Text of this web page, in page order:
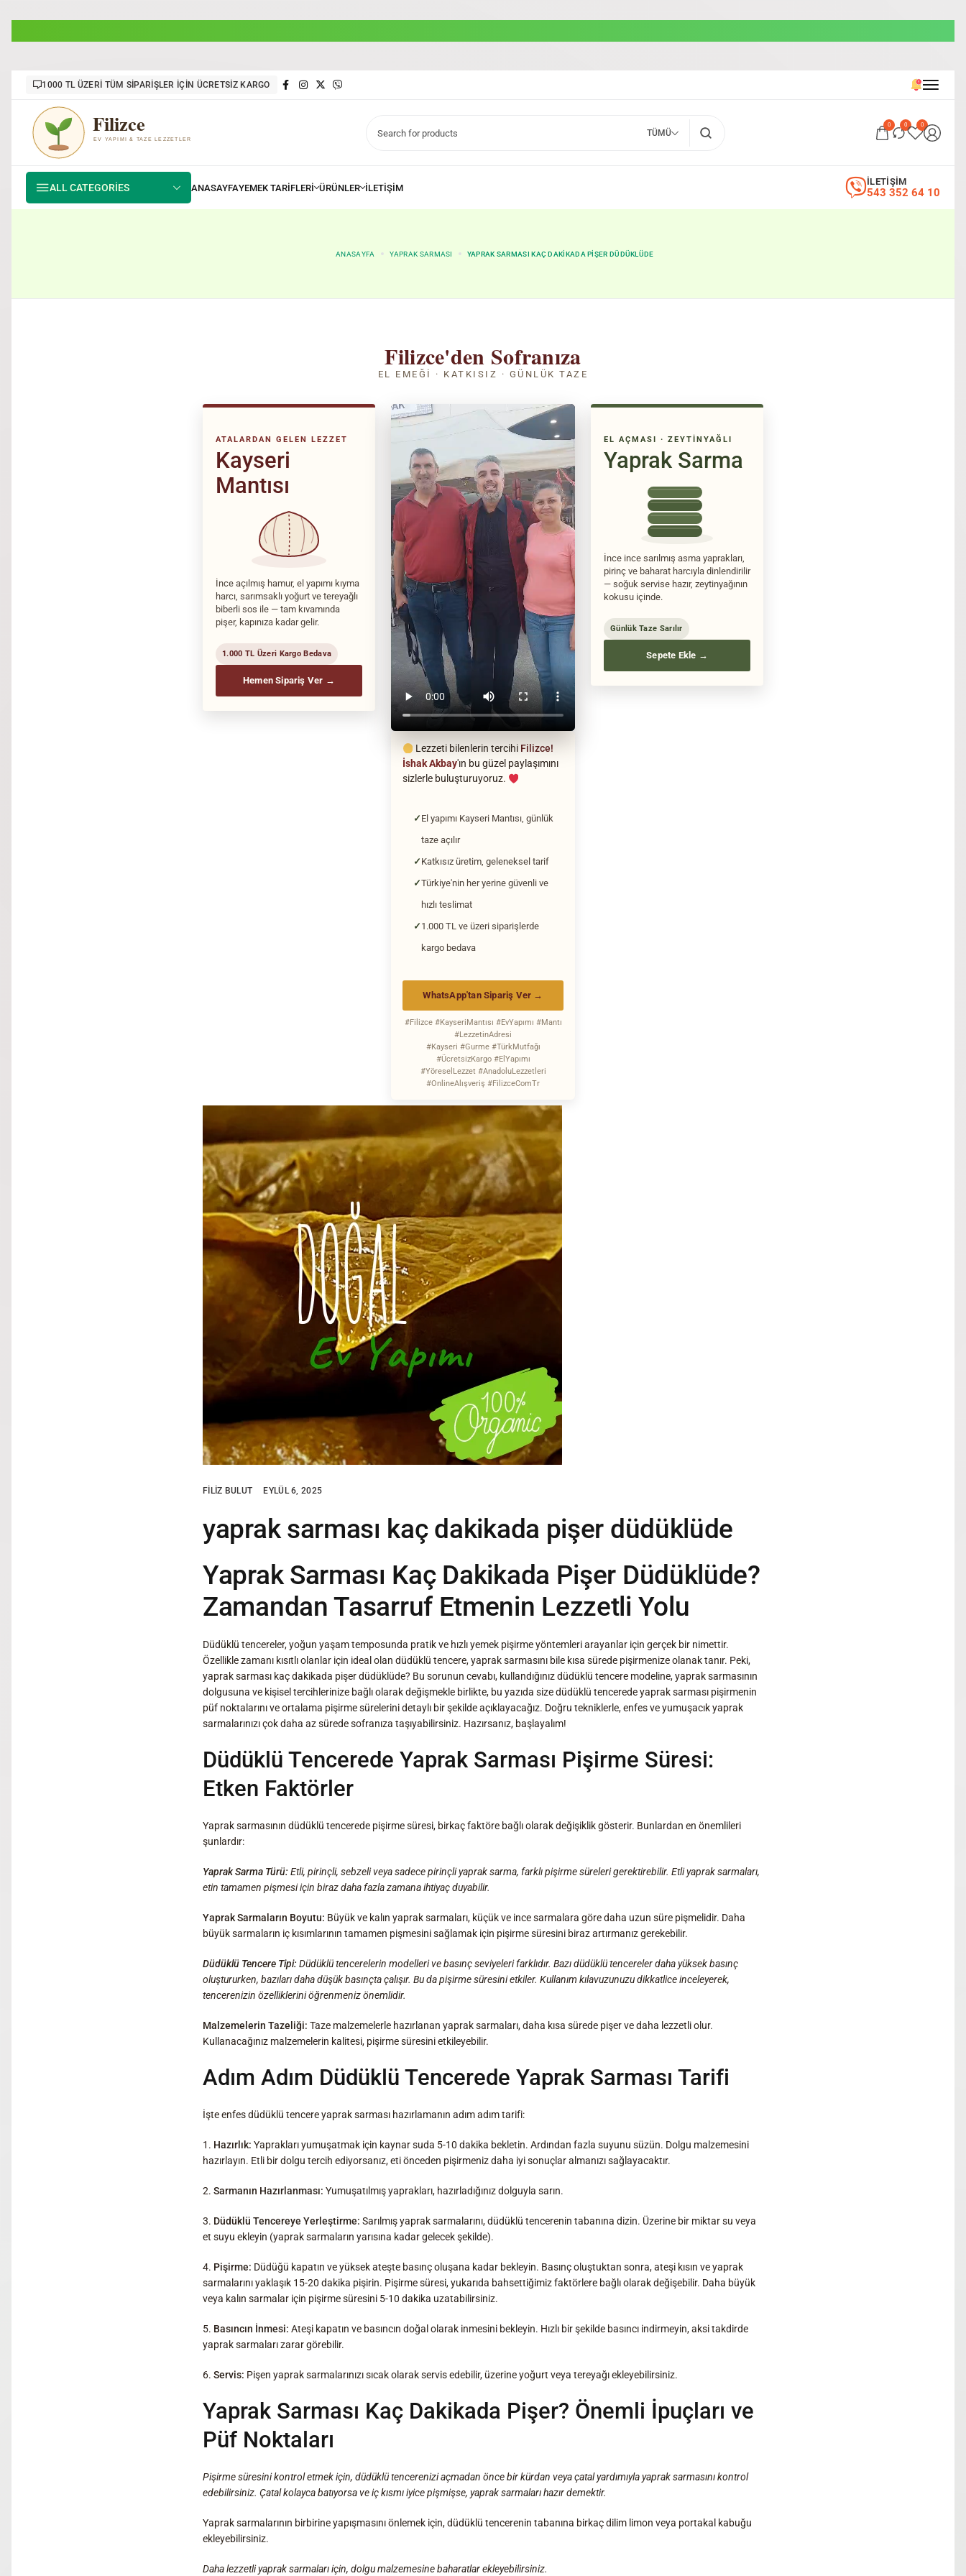
1000 TL ÜZERİ TÜM SİPARİŞLER İÇİN ÜCRETSİZ KARGO
TÜMÜ
0 0 0
ALL CATEGORIES 543 352 64 10
İLETİŞİM
ANASAYFA YAPRAK SARMASI YAPRAK SARMASI KAÇ DAKIKADA PIŞER DÜDÜKLÜDE
Filizce'den Sofranıza
EL EMEĞI · KATKISIZ · GÜNLÜK TAZE
ATALARDAN GELEN LEZZET
Kayseri
Mantısı
İnce açılmış hamur, el yapımı kıyma
harcı, sarımsaklı yoğurt ve tereyağlı
biberli sos ile — tam kıvamında
pişer, kapınıza kadar gelir.
1.000 TL Üzeri Kargo Bedava
Hemen Sipariş Ver →
Lezzeti bilenlerin tercihi Filizce!
İshak Akbay'ın bu güzel paylaşımını
sizlerle buluşturuyoruz.
El yapımı Kayseri Mantısı, günlük
taze açılır
Katkısız üretim, geleneksel tarif
Türkiye'nin her yerine güvenli ve
hızlı teslimat
1.000 TL ve üzeri siparişlerde
kargo bedava
WhatsApp'tan Sipariş Ver →
#Filizce #KayseriMantısı #EvYapımı #Mantı
#LezzetinAdresi
#Kayseri #Gurme #TürkMutfağı
#ÜcretsizKargo #ElYapımı
#YöreselLezzet #AnadoluLezzetleri
#OnlineAlışveriş #FilizceComTr
EL AÇMASI · ZEYTINYAĞLI
Yaprak Sarma
İnce ince sarılmış asma yaprakları,
pirinç ve baharat harcıyla dinlendirilir
— soğuk servise hazır, zeytinyağının
kokusu içinde.
Günlük Taze Sarılır
Sepete Ekle →
FILIZ BULUT EYLÜL 6, 2025
yaprak sarması kaç dakikada pişer düdüklüde
Yaprak Sarması Kaç Dakikada Pişer Düdüklüde?
Zamandan Tasarruf Etmenin Lezzetli Yolu
Düdüklü tencereler, yoğun yaşam temposunda pratik ve hızlı yemek pişirme yöntemleri arayanlar için gerçek bir nimettir.
Özellikle zamanı kısıtlı olanlar için ideal olan düdüklü tencere, yaprak sarmasını bile kısa sürede pişirmenize olanak tanır. Peki,
yaprak sarması kaç dakikada pişer düdüklüde? Bu sorunun cevabı, kullandığınız düdüklü tencere modeline, yaprak sarmasının
dolgusuna ve kişisel tercihlerinize bağlı olarak değişmekle birlikte, bu yazıda size düdüklü tencerede yaprak sarması pişirmenin
püf noktalarını ve ortalama pişirme sürelerini detaylı bir şekilde açıklayacağız. Doğru tekniklerle, enfes ve yumuşacık yaprak
sarmalarınızı çok daha az sürede sofranıza taşıyabilirsiniz. Hazırsanız, başlayalım!
Düdüklü Tencerede Yaprak Sarması Pişirme Süresi:
Etken Faktörler
Yaprak sarmasının düdüklü tencerede pişirme süresi, birkaç faktöre bağlı olarak değişiklik gösterir. Bunlardan en önemlileri
şunlardır:
Yaprak Sarma Türü: Etli, pirinçli, sebzeli veya sadece pirinçli yaprak sarma, farklı pişirme süreleri gerektirebilir. Etli yaprak sarmaları,
etin tamamen pişmesi için biraz daha fazla zamana ihtiyaç duyabilir.
Yaprak Sarmaların Boyutu: Büyük ve kalın yaprak sarmaları, küçük ve ince sarmalara göre daha uzun süre pişmelidir. Daha
büyük sarmaların iç kısımlarının tamamen pişmesini sağlamak için pişirme süresini biraz artırmanız gerekebilir.
Düdüklü Tencere Tipi: Düdüklü tencerelerin modelleri ve basınç seviyeleri farklıdır. Bazı düdüklü tencereler daha yüksek basınç
oluştururken, bazıları daha düşük basınçta çalışır. Bu da pişirme süresini etkiler. Kullanım kılavuzunuzu dikkatlice inceleyerek,
tencerenizin özelliklerini öğrenmeniz önemlidir.
Malzemelerin Tazeliği: Taze malzemelerle hazırlanan yaprak sarmaları, daha kısa sürede pişer ve daha lezzetli olur.
Kullanacağınız malzemelerin kalitesi, pişirme süresini etkileyebilir.
Adım Adım Düdüklü Tencerede Yaprak Sarması Tarifi
İşte enfes düdüklü tencere yaprak sarması hazırlamanın adım adım tarifi:
1. Hazırlık: Yaprakları yumuşatmak için kaynar suda 5-10 dakika bekletin. Ardından fazla suyunu süzün. Dolgu malzemesini
hazırlayın. Etli bir dolgu tercih ediyorsanız, eti önceden pişirmeniz daha iyi sonuçlar almanızı sağlayacaktır.
2. Sarmanın Hazırlanması: Yumuşatılmış yaprakları, hazırladığınız dolguyla sarın.
3. Düdüklü Tencereye Yerleştirme: Sarılmış yaprak sarmalarını, düdüklü tencerenin tabanına dizin. Üzerine bir miktar su veya
et suyu ekleyin (yaprak sarmaların yarısına kadar gelecek şekilde).
4. Pişirme: Düdüğü kapatın ve yüksek ateşte basınç oluşana kadar bekleyin. Basınç oluştuktan sonra, ateşi kısın ve yaprak
sarmalarını yaklaşık 15-20 dakika pişirin. Pişirme süresi, yukarıda bahsettiğimiz faktörlere bağlı olarak değişebilir. Daha büyük
veya kalın sarmalar için pişirme süresini 5-10 dakika uzatabilirsiniz.
5. Basıncın İnmesi: Ateşi kapatın ve basıncın doğal olarak inmesini bekleyin. Hızlı bir şekilde basıncı indirmeyin, aksi takdirde
yaprak sarmaları zarar görebilir.
6. Servis: Pişen yaprak sarmalarınızı sıcak olarak servis edebilir, üzerine yoğurt veya tereyağı ekleyebilirsiniz.
Yaprak Sarması Kaç Dakikada Pişer? Önemli İpuçları ve
Püf Noktaları
Pişirme süresini kontrol etmek için, düdüklü tencerenizi açmadan önce bir kürdan veya çatal yardımıyla yaprak sarmasını kontrol
edebilirsiniz. Çatal kolayca batıyorsa ve iç kısmı iyice pişmişse, yaprak sarmaları hazır demektir.
Yaprak sarmalarının birbirine yapışmasını önlemek için, düdüklü tencerenin tabanına birkaç dilim limon veya portakal kabuğu
ekleyebilirsiniz.
Daha lezzetli yaprak sarmaları için, dolgu malzemesine baharatlar ekleyebilirsiniz.